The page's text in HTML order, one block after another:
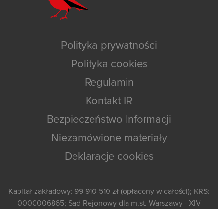
Polityka prywatności
Polityka cookies
Regulamin
Kontakt IR
Bezpieczeństwo Informacji
Niezamówione materiały
Deklaracje cookies
Kapitał zakładowy: 99 910 510 zł (opłacony w całości); KRS:
0000006865; Sąd Rejonowy dla m.st. Warszawy - XIV